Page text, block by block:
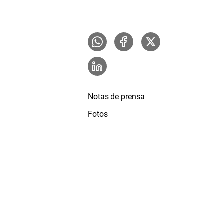
Notas de prensa
Fotos